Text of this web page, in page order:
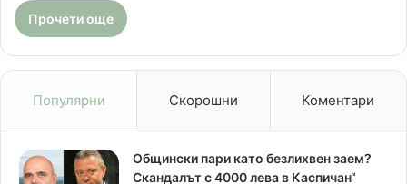
Прочети още
Популярни Скорошни Коментари
Общински пари като безлихвен заем?
Скандалът с 4000 лева в Каспичан“